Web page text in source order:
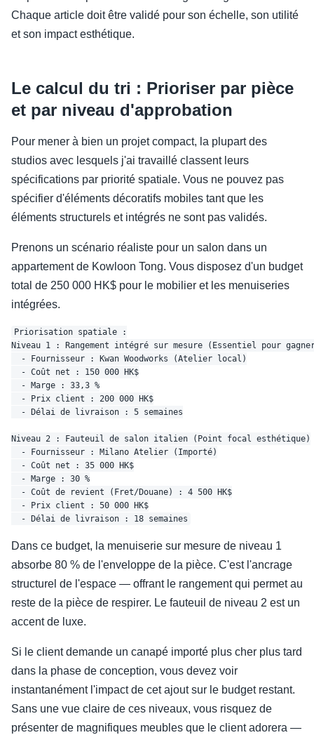
Chaque article doit être validé pour son échelle, son utilité
et son impact esthétique.
Le calcul du tri : Prioriser par pièce
et par niveau d'approbation
Pour mener à bien un projet compact, la plupart des
studios avec lesquels j'ai travaillé classent leurs
spécifications par priorité spatiale. Vous ne pouvez pas
spécifier d'éléments décoratifs mobiles tant que les
éléments structurels et intégrés ne sont pas validés.
Prenons un scénario réaliste pour un salon dans un
appartement de Kowloon Tong. Vous disposez d'un budget
total de 250 000 HK$ pour le mobilier et les menuiseries
intégrées.
Priorisation spatiale :
Niveau 1 : Rangement intégré sur mesure (Essentiel pour
  - Fournisseur : Kwan Woodworks (Atelier local)
  - Coût net : 150 000 HK$
  - Marge : 33,3 %
  - Prix client : 200 000 HK$
  - Délai de livraison : 5 semaines
Niveau 2 : Fauteuil de salon italien (Point focal esthétique)
  - Fournisseur : Milano Atelier (Importé)
  - Coût net : 35 000 HK$
  - Marge : 30 %
  - Coût de revient (Fret/Douane) : 4 500 HK$
  - Prix client : 50 000 HK$
Dans ce budget, la menuiserie sur mesure de niveau 1
absorbe 80 % de l'enveloppe de la pièce. C'est l'ancrage
structurel de l'espace — offrant le rangement qui permet au
reste de la pièce de respirer. Le fauteuil de niveau 2 est un
accent de luxe.
Si le client demande un canapé importé plus cher plus tard
dans la phase de conception, vous devez voir
instantanément l'impact de cet ajout sur le budget restant.
Sans une vue claire de ces niveaux, vous risquez de
présenter de magnifiques meubles que le client adorera —